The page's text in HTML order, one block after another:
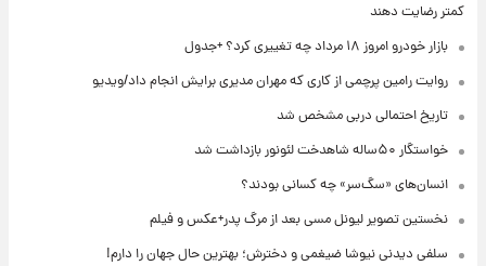
کمتر رضایت دهند
بازار خودرو امروز ۱۸ مرداد چه تغییری کرد؟ +جدول
روایت رامین پرچمی از کاری که مهران مدیری برایش انجام داد/ویدیو
تاریخ احتمالی دربی مشخص شد
خواستگار ۵۰ساله شاهدخت لئونور بازداشت شد
انسان‌های «سگ‌سر» چه کسانی بودند؟
نخستین تصویر لیونل مسی بعد از مرگ پدر+عکس و فیلم
سلفی دیدنی نیوشا ضیغمی و دخترش؛ بهترین حال جهان را دارم!